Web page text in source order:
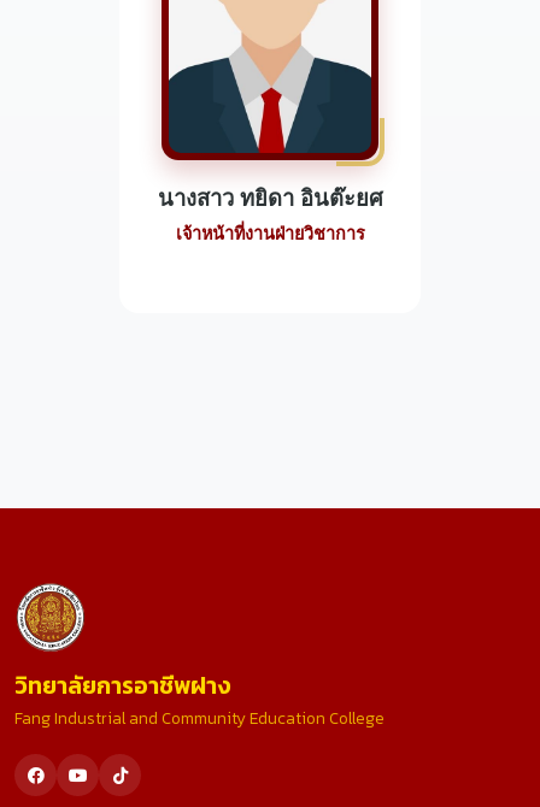
นางสาว ทยิดา อินต๊ะยศ
เจ้าหน้าที่งานฝ่ายวิชาการ
วิทยาลัยการอาชีพฝาง
Fang Industrial and Community Education College